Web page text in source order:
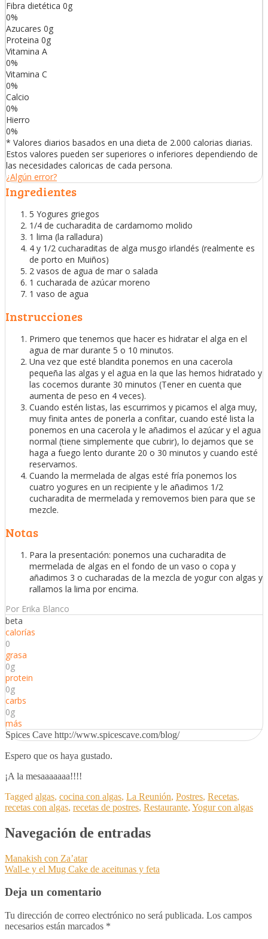
Fibra dietética 0g
0%
Azucares 0g
Proteina 0g
Vitamina A
0%
Vitamina C
0%
Calcio
0%
Hierro
0%
* Valores diarios basados en una dieta de 2.000 calorias diarias.
Estos valores pueden ser superiores o inferiores dependiendo de
las necesidades caloricas de cada persona.
¿Algún error?
Ingredientes
5 Yogures griegos
1/4 de cucharadita de cardamomo molido
1 lima (la ralladura)
4 y 1/2 cucharaditas de alga musgo irlandés (realmente es
de porto en Muiños)
2 vasos de agua de mar o salada
1 cucharada de azúcar moreno
1 vaso de agua
Instrucciones
Primero que tenemos que hacer es hidratar el alga en el
agua de mar durante 5 o 10 minutos.
Una vez que esté blandita ponemos en una cacerola
pequeña las algas y el agua en la que las hemos hidratado y
las cocemos durante 30 minutos (Tener en cuenta que
aumenta de peso en 4 veces).
Cuando estén listas, las escurrimos y picamos el alga muy,
muy finita antes de ponerla a confitar, cuando esté lista la
ponemos en una cacerola y le añadimos el azúcar y el agua
normal (tiene simplemente que cubrir), lo dejamos que se
haga a fuego lento durante 20 o 30 minutos y cuando esté
reservamos.
Cuando la mermelada de algas esté fría ponemos los
cuatro yogures en un recipiente y le añadimos 1/2
cucharadita de mermelada y removemos bien para que se
mezcle.
Notas
Para la presentación: ponemos una cucharadita de
mermelada de algas en el fondo de un vaso o copa y
añadimos 3 o cucharadas de la mezcla de yogur con algas y
rallamos la lima por encima.
Por Erika Blanco
beta
calorías
0
grasa
0g
protein
0g
carbs
0g
más
Spices Cave http://www.spicescave.com/blog/
Espero que os haya gustado.
¡A la mesaaaaaaa!!!!
Tagged algas, cocina con algas, La Reunión, Postres, Recetas,
recetas con algas, recetas de postres, Restaurante, Yogur con algas
Navegación de entradas
Manakish con Za’atar
Wall-e y el Mug Cake de aceitunas y feta
Deja un comentario
Tu dirección de correo electrónico no será publicada. Los campos
necesarios están marcados *